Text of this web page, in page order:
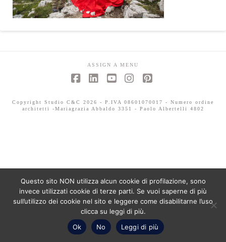
ASSIGN A MENU
Copyright Studio C&C 2026 - P.IVA 08601070017 - Numero ordine
architetti -Mariagrazia Abbaldo 3351 - Paolo Albertelli 4802
Questo sito NON utilizza alcun cookie di profilazione, sono
invece utilizzati cookie di terze parti. Se vuoi saperne di più
sull’utilizzo dei cookie nel sito e leggere come disabilitarne l’uso
clicca su leggi di più.
Ok
No Leggi di più